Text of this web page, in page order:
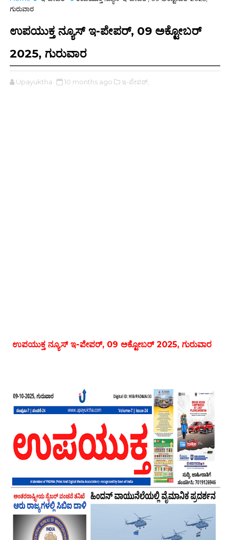
ಗುರುವಾರ
ಉಪಯುಕ್ತ ನ್ಯೂಸ್ ಇ-ಪೇಪರ್, 09 ಅಕ್ಟೋಬರ್
2025, ಗುರುವಾರ
Upayuktha 10 months ago ಇ-ಪೇಪರ್‌,
ಉಪಯುಕ್ತ ನ್ಯೂಸ್ ಇ-ಪೇಪರ್, 09 ಅಕ್ಟೋಬರ್ 2025, ಗುರುವಾರ